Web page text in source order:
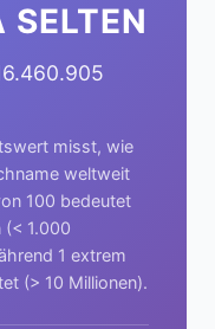
SELTEN
misst, wie
weltweit
100 bedeutet
(< 1.000
1 extrem
(> 10 Millionen).